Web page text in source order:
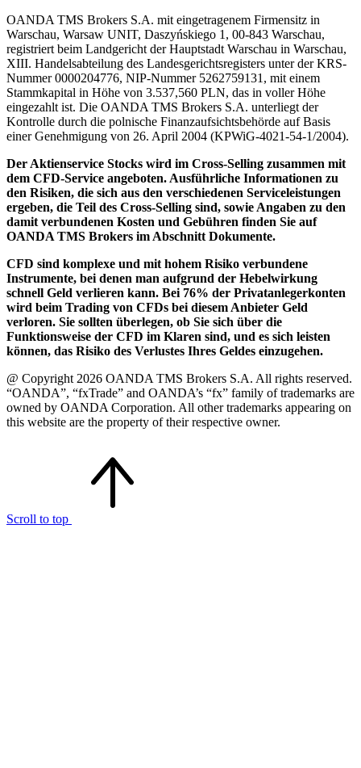
OANDA TMS Brokers S.A. mit eingetragenem Firmensitz in
Warschau, Warsaw UNIT, Daszyńskiego 1, 00-843 Warschau,
registriert beim Landgericht der Hauptstadt Warschau in Warschau,
XIII. Handelsabteilung des Landesgerichtsregisters unter der KRS-
Nummer 0000204776, NIP-Nummer 5262759131, mit einem
Stammkapital in Höhe von 3.537,560 PLN, das in voller Höhe
eingezahlt ist. Die OANDA TMS Brokers S.A. unterliegt der
Kontrolle durch die polnische Finanzaufsichtsbehörde auf Basis
einer Genehmigung von 26. April 2004 (KPWiG-4021-54-1/2004).
Der Aktienservice Stocks wird im Cross-Selling zusammen mit
dem CFD-Service angeboten. Ausführliche Informationen zu
den Risiken, die sich aus den verschiedenen Serviceleistungen
ergeben, die Teil des Cross-Selling sind, sowie Angaben zu den
damit verbundenen Kosten und Gebühren finden Sie auf
OANDA TMS Brokers im Abschnitt Dokumente.
CFD sind komplexe und mit hohem Risiko verbundene
Instrumente, bei denen man aufgrund der Hebelwirkung
schnell Geld verlieren kann. Bei 76% der Privatanlegerkonten
wird beim Trading von CFDs bei diesem Anbieter Geld
verloren. Sie sollten überlegen, ob Sie sich über die
Funktionsweise der CFD im Klaren sind, und es sich leisten
können, das Risiko des Verlustes Ihres Geldes einzugehen.
@ Copyright 2026 OANDA TMS Brokers S.A. All rights reserved.
“OANDA”, “fxTrade” and OANDA’s “fx” family of trademarks are
owned by OANDA Corporation. All other trademarks appearing on
this website are the property of their respective owner.
Scroll to top